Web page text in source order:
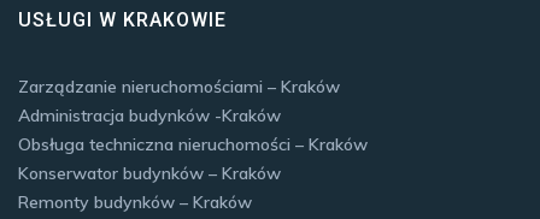
USŁUGI W KRAKOWIE
Zarządzanie nieruchomościami – Kraków
Administracja budynków -Kraków
Obsługa techniczna nieruchomości – Kraków
Konserwator budynków – Kraków
Remonty budynków – Kraków